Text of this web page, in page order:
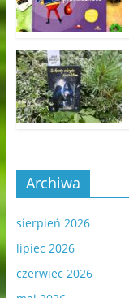
Archiwa
sierpień 2026
lipiec 2026
czerwiec 2026